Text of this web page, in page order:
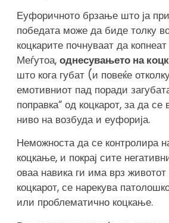
Еуфоричното брзање што ја
победата може да биде толку
коцкарите почнуваат да
Меѓутоа, однесувањето на
што кога губат (и повеќе
емотивниот пад поради
поправка“ од коцкарот, за да се
ниво на возбуда и еуфорија.
Неможноста да се контролира
коцкање, и покрај сите
оваа навика ги има врз животот
коцкарот, се нарекува
или проблематично коцкање.